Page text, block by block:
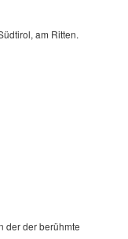
am Ritten.
der der berühmte